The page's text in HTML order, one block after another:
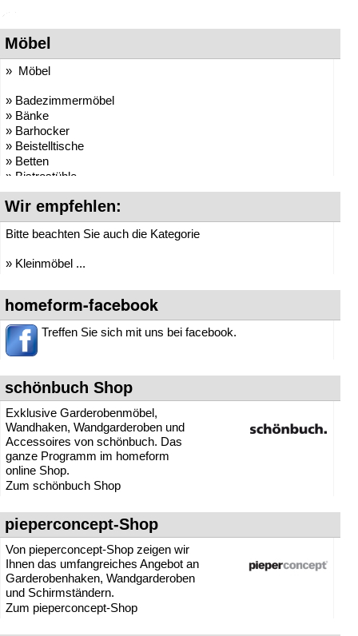
Möbel
» Möbel
» Badezimmermöbel
» Bänke
» Barhocker
» Beistelltische
» Betten
» Bistrostühle
» Bistrotische
» Boxspringbetten
» Bürocontainer
» Büromöbel
» Cafehausmöbel
» Couchtische
» Drehsessel
» Esstische
» Fernsehsessel
» Gästebetten
» Garderoben
» Heizkörper und Radiatoren
» Kindermöbel
»Kindertische
» Klappstühle
» Kleinmöbel
» Kommoden / Konsolen
» Konferenztische
» Konsolen
» Lattenroste
» Liegen / Polsterliegen
» Matratzen
» Objektmöbel
» Ohrensessel
» Polsterstühle
» Prospekthalter
» Regale
Wir empfehlen:
Bitte beachten Sie auch die Kategorie
» Kleinmöbel ...
homeform-facebook
Treffen Sie sich mit uns bei facebook.
schönbuch Shop
Exklusive Garderobenmöbel,
Wandhaken, Wandgarderoben und
Accessoires von schönbuch. Das
ganze Programm im homeform
online Shop.
Zum schönbuch Shop
pieperconcept-Shop
Von pieperconcept-Shop zeigen wir
Ihnen das umfangreiches Angebot an
Garderobenhaken, Wandgarderoben
und Schirmständern.
Zum pieperconcept-Shop